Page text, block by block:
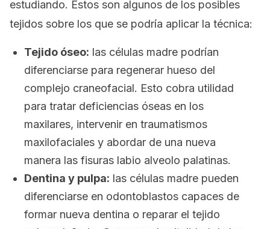
estudiando. Estos son algunos de los posibles
tejidos sobre los que se podría aplicar la técnica:
Tejido óseo: las células madre podrían
diferenciarse para regenerar hueso del
complejo craneofacial. Esto cobra utilidad
para tratar deficiencias óseas en los
maxilares, intervenir en traumatismos
maxilofaciales y abordar de una nueva
manera las fisuras labio alveolo palatinas.
Dentina y pulpa: las células madre pueden
diferenciarse en odontoblastos capaces de
formar nueva dentina o reparar el tejido